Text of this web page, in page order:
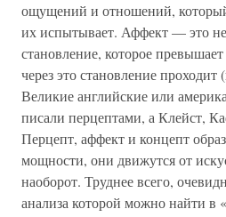
ощущений и отношений, который
их испытывает. Аффект — это
становление, которое
через это становление проходит
Великие английские или
писали перцептами, а Клейст,
Перцепт, аффект и концепт
мощности, они движутся от
наоборот. Труднее всего,
анализа которой можно найти в